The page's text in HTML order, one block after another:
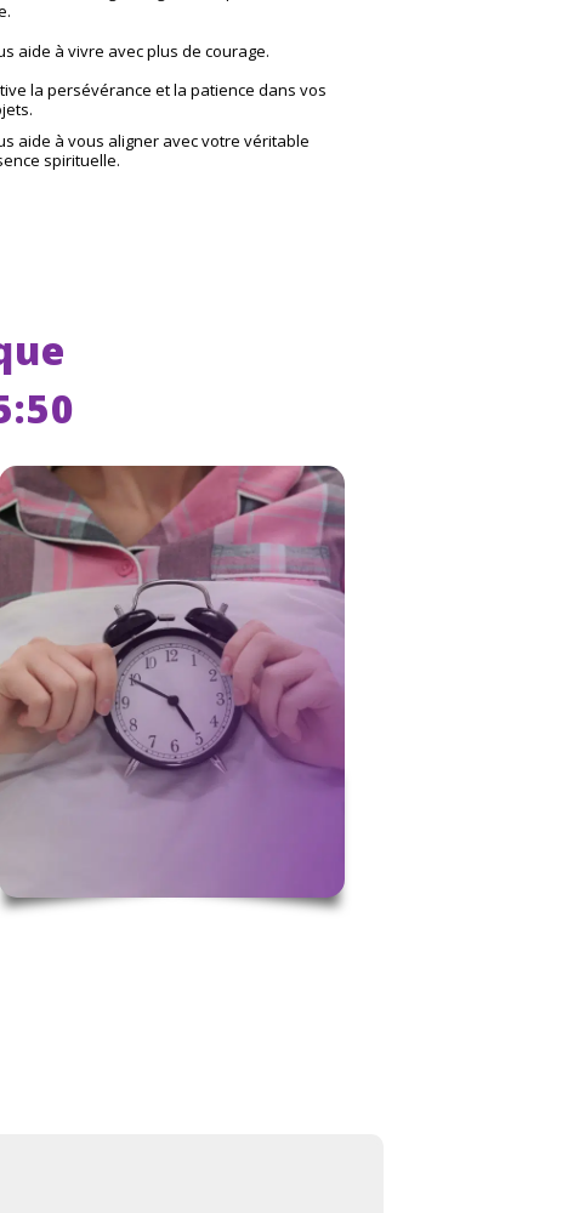
aide à vivre avec plus de courage.
la persévérance et la patience dans vos
aide à vous aligner avec votre véritable
spirituelle.